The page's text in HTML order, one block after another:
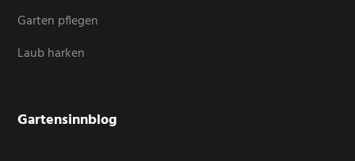
Garten pflegen
Laub harken
Gartensinnblog